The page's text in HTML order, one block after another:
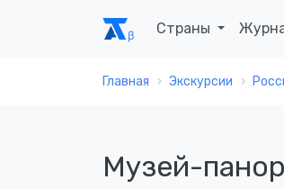
Страны
Главная Экскурсии
Музей-